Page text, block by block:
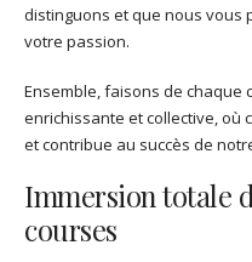
distinguons et que nous vous
votre passion.
Ensemble, faisons de chaque
enrichissante et collective, où
et contribue au succès de
Immersion totale
courses